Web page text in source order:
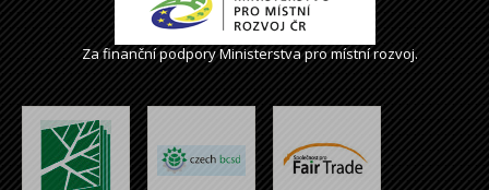
Za finanční podpory Ministerstva pro místní rozvoj.